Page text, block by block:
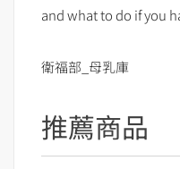
and what to do if you
衛福部_母乳庫
推薦商品